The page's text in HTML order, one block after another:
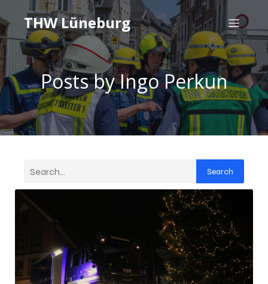
THW Lüneburg
Posts byIngo Perkun
Search